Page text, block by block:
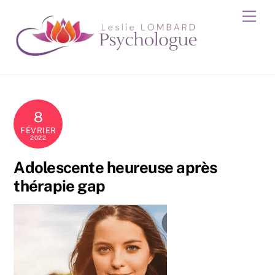
content
8
FÉVRIER
2022
Adolescente heureuse après
thérapie gap